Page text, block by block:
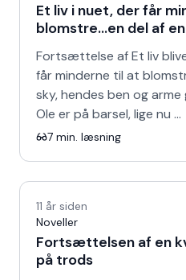
Et liv i nuet, der får
blomstre...en del af
Fortsættelse af Et liv
får minderne til at
sky, hendes ben og arme
Ole er på barsel, lige nu …
7 min. læsning
11 år siden
Noveller
Fortsættelsen af en
på trods